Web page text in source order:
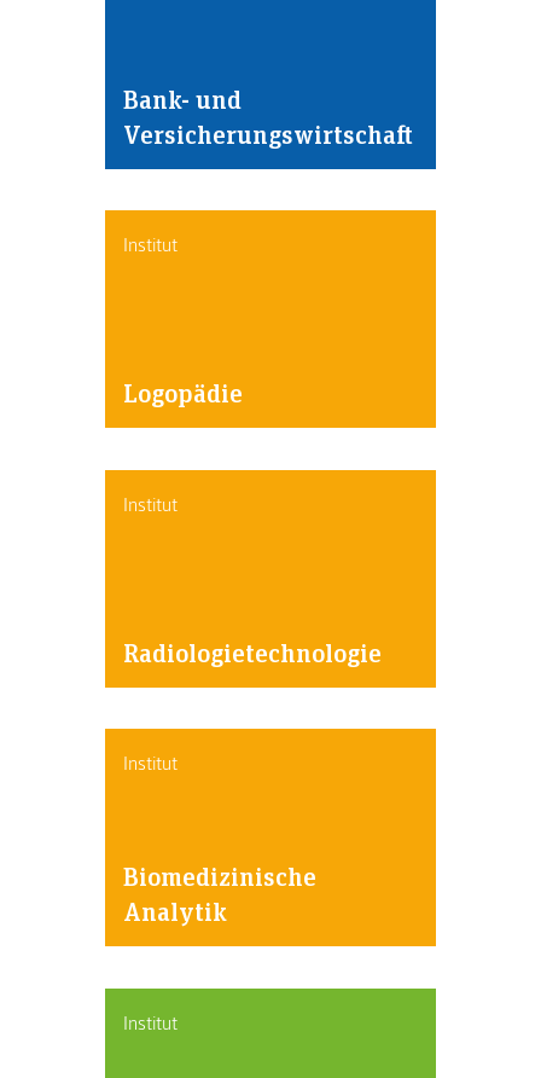
Bank- und
Versicherungswirtschaft
Institut
Logopädie
Institut
Radiologietechnologie
Institut
Biomedizinische
Analytik
Institut